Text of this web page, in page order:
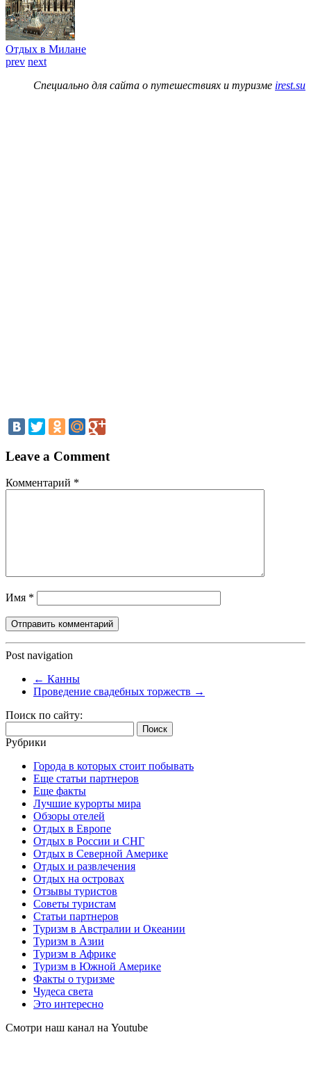
Отдых в Милане
prev next
Специально для сайта о путешествиях и туризме irest.su
Leave a Comment
Комментарий *
Имя *
Post navigation
← Канны
Проведение свадебных торжеств →
Поиск по сайту:
Рубрики
Города в которых стоит побывать
Еще статьи партнеров
Еще факты
Лучшие курорты мира
Обзоры отелей
Отдых в Европе
Отдых в России и СНГ
Отдых в Северной Америке
Отдых и развлечения
Отдых на островах
Отзывы туристов
Советы туристам
Статьи партнеров
Туризм в Австралии и Океании
Туризм в Азии
Туризм в Африке
Туризм в Южной Америке
Факты о туризме
Чудеса света
Это интересно
Смотри наш канал на Youtube